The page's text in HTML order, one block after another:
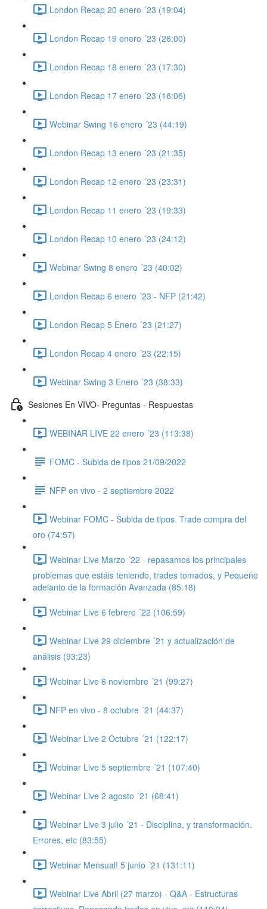
London Recap 20 enero ´23 (19:04)
London Recap 19 enero ´23 (26:00)
London Recap 18 enero ´23 (17:30)
London Recap 17 enero ´23 (16:06)
Webinar Swing 16 enero ´23 (44:19)
London Recap 13 enero ´23 (21:35)
London Recap 12 enero ´23 (23:31)
London Recap 11 enero ´23 (19:33)
London Recap 10 enero ´23 (24:12)
Webinar Swing 8 enero ´23 (40:02)
London Recap 6 enero ´23 - NFP (21:42)
London Recap 5 Enero ´23 (21:27)
London Recap 4 enero ´23 (22:15)
Webinar Swing 3 Enero ´23 (38:33)
Sesiones En VIVO- Preguntas - Respuestas
WEBINAR LIVE 22 enero ´23 (113:38)
FOMC - Subida de tipos 21/09/2022
NFP en vivo - 2 septiembre 2022
Webinar FOMC - Subida de tipos. Trade compra del
oro (74:57)
Webinar Live Marzo ´22 - repasamos los principales
problemas que estáis teniendo, trades tomados, y Pequeño
adelanto de la formación Avanzada (85:18)
Webinar Live 6 febrero ´22 (106:59)
Webinar Live 29 diciembre ´21 y actualización de
análisis (93:23)
Webinar Live 6 noviembre ´21 (99:27)
NFP en vivo - 8 octubre ´21 (44:37)
Webinar Live 2 Octubre ´21 (122:17)
Webinar Live 5 septiembre ´21 (107:40)
Webinar Live 2 agosto ´21 (68:41)
Webinar Live 3 julio ´21 - Disciplina, y transformación.
Errores, etc (83:55)
Webinar Mensual! 5 junio ´21 (131:11)
Webinar Live Abril (27 marzo) - Q&A - Estructuras